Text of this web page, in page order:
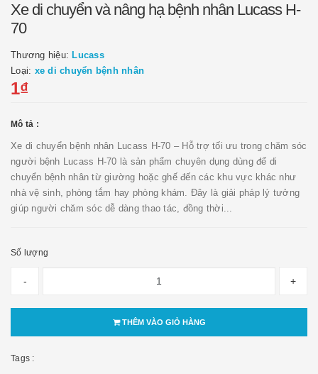
Xe di chuyển và nâng hạ bệnh nhân Lucass H-
70
Thương hiệu: Lucass
Loại: xe di chuyển bệnh nhân
1₫
Mô tả :
Xe di chuyển bệnh nhân Lucass H-70 – Hỗ trợ tối ưu trong chăm sóc
người bệnh Lucass H-70 là sản phẩm chuyên dụng dùng để di
chuyển bệnh nhân từ giường hoặc ghế đến các khu vực khác như
nhà vệ sinh, phòng tắm hay phòng khám. Đây là giải pháp lý tưởng
giúp người chăm sóc dễ dàng thao tác, đồng thời...
Số lượng
- +
THÊM VÀO GIỎ HÀNG
Tags :